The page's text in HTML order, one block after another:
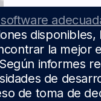
la mejor
informes
de
de toma de